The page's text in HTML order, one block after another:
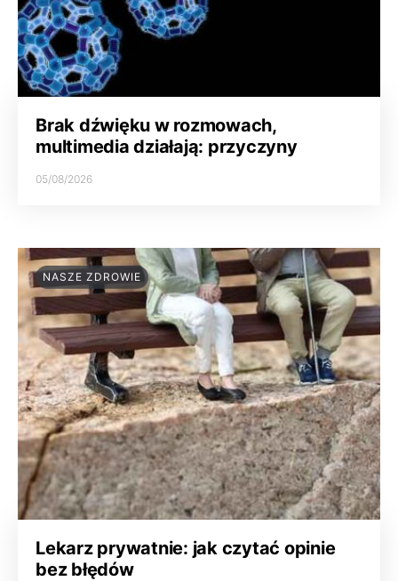
Brak dźwięku w rozmowach,
multimedia działają: przyczyny
05/08/2026
NASZE ZDROWIE
Lekarz prywatnie: jak czytać opinie
bez błędów